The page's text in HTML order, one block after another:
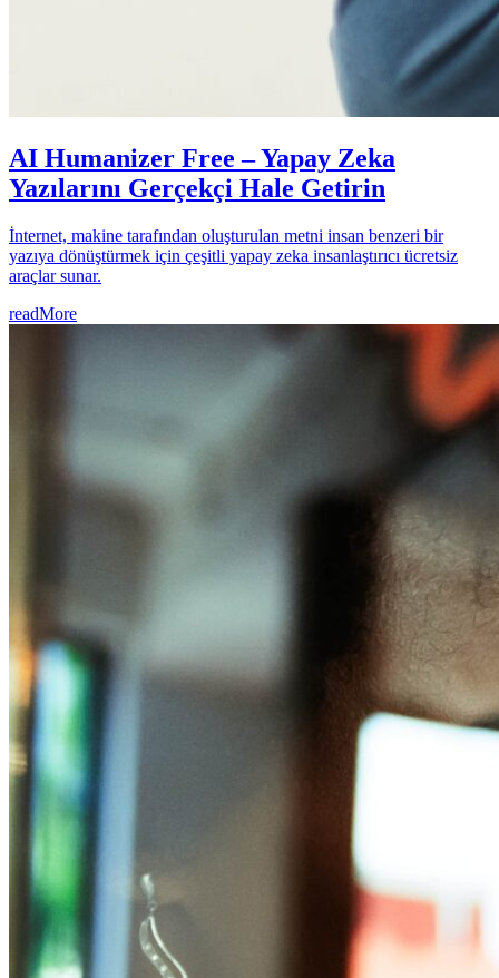
AI Humanizer Free – Yapay Zeka
Yazılarını Gerçekçi Hale Getirin
İnternet, makine tarafından oluşturulan metni insan benzeri bir
yazıya dönüştürmek için çeşitli yapay zeka insanlaştırıcı ücretsiz
araçlar sunar.
readMore